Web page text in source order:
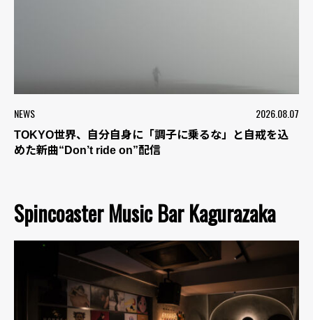
NEWS 2026.08.07
TOKYO世界、自分自身に「調子に乗るな」と自戒を込
めた新曲“Don’t ride on”配信
Spincoaster Music Bar Kagurazaka